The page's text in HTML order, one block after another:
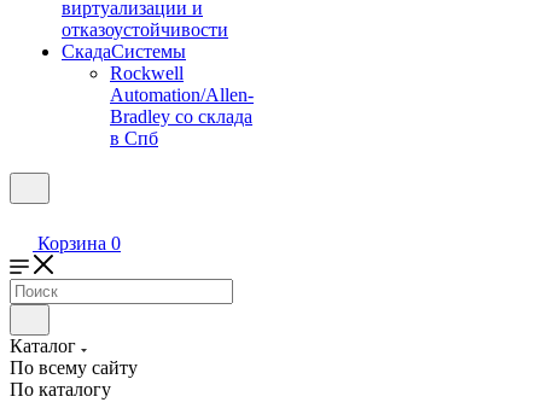
виртуализации и
отказоустойчивости
СкадаСистемы
Rockwell
Automation/Allen-
Bradley со склада
в Спб
Корзина 0
Каталог
По всему сайту
По каталогу